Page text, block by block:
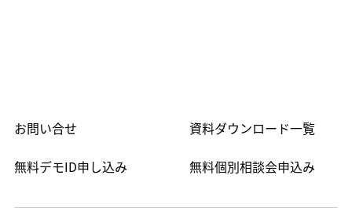
無料個別相談会申込み
無料デモID申し込み
資料ダウンロード一覧
お問い合せ